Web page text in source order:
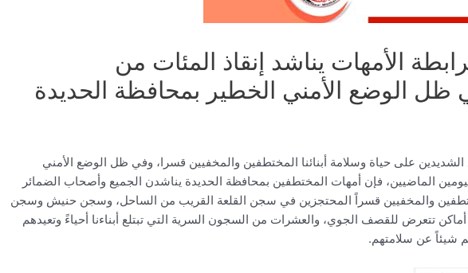
الأمهات يناشد إنقاذ المئات من
ظل الوضع الأمني الخطير بمحافظة الحديدة
على حياة وسلامة أبنائنا المختطفين والمخفيين قسرا، وفي ظل الوضع الأمني
الماضيين، فإن أمهات المختطفين بمحافظة الحديدة يناشدن الجميع وأصحاب الضمائر
والمخفيين قسراً المحتجزين في سجن القلعة القريب من الساحل، وسجن حنيش وسجن
تتعرض للقصف الجوي، والعشرات من السجون السرية التي تبتلع أبناءنا أحياءً وتعيدهم
شيئاً عن سلامتهم.